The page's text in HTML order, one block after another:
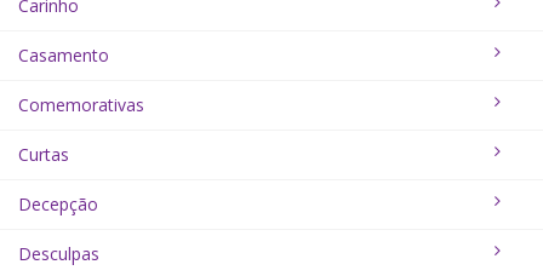
Carinho
Casamento
Comemorativas
Curtas
Decepção
Desculpas